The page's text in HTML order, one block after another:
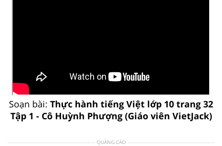
Soạn bài: Thực hành tiếng Việt lớp 10 trang 32
Tập 1 - Cô Huỳnh Phượng (Giáo viên VietJack)
QUẢNG CÁO